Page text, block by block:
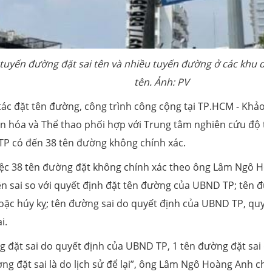
tuyến đường đặt sai tên và nhiều tuyến đường ở các
tên. Ảnh: PV
đặt tên đường, công trình công cộng tại TP.HCM -
hóa và Thể thao phối hợp với Trung tâm nghiên cứu
có đến 38 tên đường không chính xác.
38 tên đường đặt không chính xác theo ông Lâm Ngô
sai so với quyết định đặt tên đường của UBND TP; tên
húy kỵ; tên đường sai do quyết định của UBND TP,
đặt sai do quyết định của UBND TP, 1 tên đường đặt
đặt sai là do lịch sử để lại”, ông Lâm Ngô Hoàng Anh